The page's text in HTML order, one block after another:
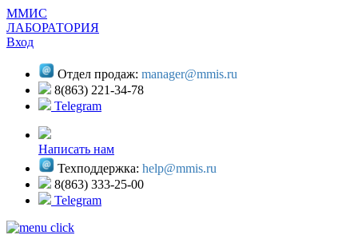
ММИС
ЛАБОРАТОРИЯ
Вход
Отдел продаж: manager@mmis.ru
8(863) 221-34-78
Telegram
Написать нам
Техподдержка: help@mmis.ru
8(863) 333-25-00
Telegram